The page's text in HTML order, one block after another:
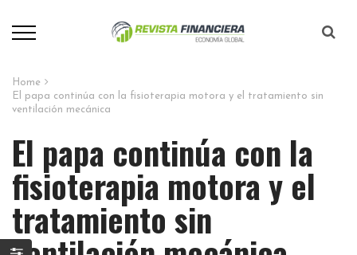
Home
El papa continúa con la fisioterapia motora y el tratamiento sin
ventilación mecánica
El papa continúa con la
fisioterapia motora y el
tratamiento sin